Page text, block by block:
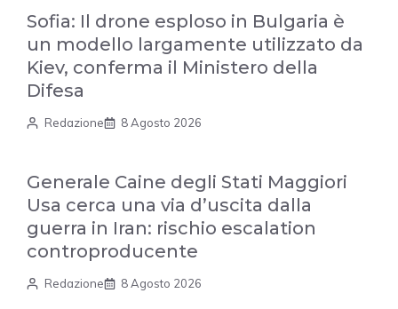
Sofia: Il drone esploso in Bulgaria è
un modello largamente utilizzato da
Kiev, conferma il Ministero della
Difesa
Redazione 8 Agosto 2026
Generale Caine degli Stati Maggiori
Usa cerca una via d’uscita dalla
guerra in Iran: rischio escalation
controproducente
Redazione 8 Agosto 2026